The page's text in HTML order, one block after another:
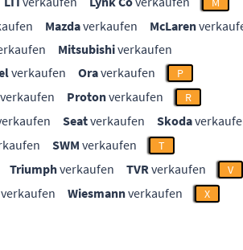
Mazdaverkaufen McLaren
Mitsubishiverkaufen
verkaufen Oraverkaufen P
verkaufen Protonverkaufen R
Seatverkaufen Skoda
SWM verkaufen T
Triumphverkaufen TVRverkaufen V
verkaufen Wiesmannverkaufen X